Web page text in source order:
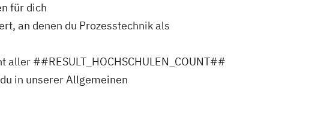
für dich
an denen du Prozesstechnik als
##RESULT_HOCHSCHULEN_COUNT##
in unserer Allgemeinen